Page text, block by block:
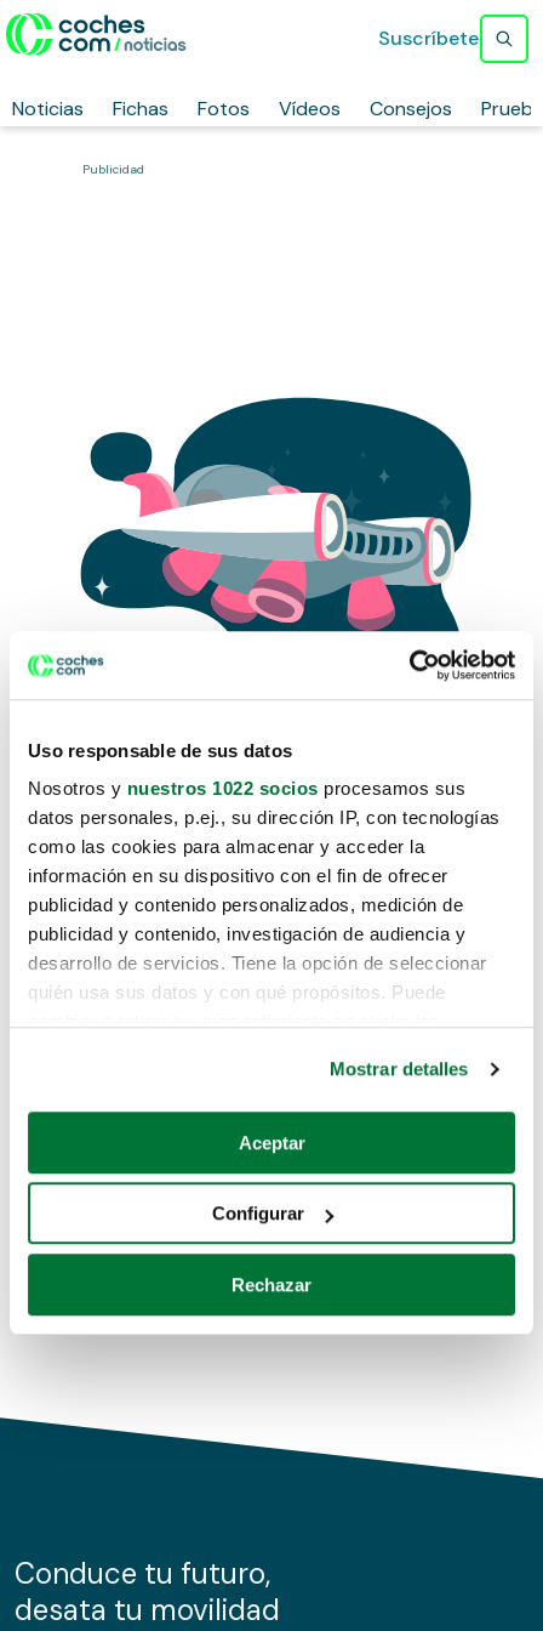
Uso responsable de sus datos
Nosotros y nuestros 1022 socios procesamos sus
datos personales, p.ej., su dirección IP, con tecnologías
como las cookies para almacenar y acceder la
información en su dispositivo con el fin de ofrecer
publicidad y contenido personalizados, medición de
publicidad y contenido, investigación de audiencia y
desarrollo de servicios. Tiene la opción de seleccionar
quién usa sus datos y con qué propósitos. Puede
Si lo permite, también quisiéramos:
Recopilar información sobre su ubicación geográfica
Identificar su dispositivo analizándolo activamente
para buscar características específicas (huellas
Obtenga más información sobre cómo se procesan sus
de cookies.
información sobre el uso que haga del sitio web con
nuestros partners de redes sociales, publicidad y análisis
Mostrar detalles
Aceptar
Configurar
Rechazar
Noticias Fichas Fotos Vídeos Consejos
Suscríbete
Publicidad
Lo sentimos, no sabemos como
te hemos traido hasta aquí.
Pero puedes encontrar el coche que estás
buscando en alguno de estos enlaces:
Coches de segunda mano
Coches de km0
Conduce tu futuro,
desata tu movilidad